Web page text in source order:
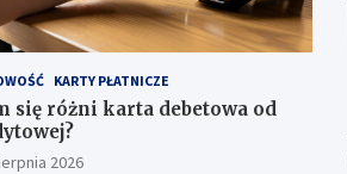
KARTY PŁATNICZE
się różni karta debetowa od
2026